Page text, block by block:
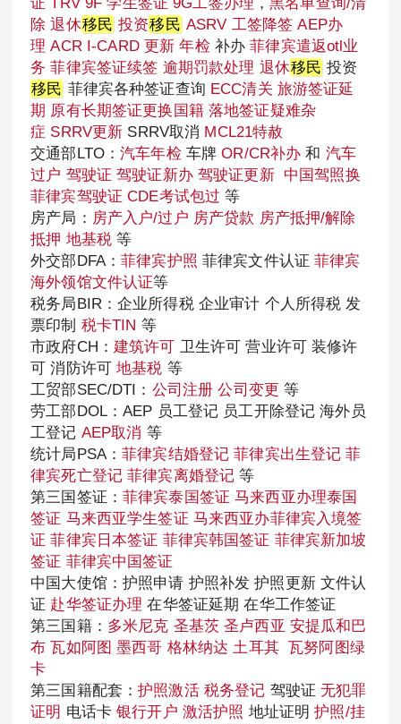
除 退休移民 投资移民 ASRV 工签降签 AEP办
理 ACR I-CARD 更新 年检 补办菲律宾遣返otl业
务 菲律宾签证续签 逾期罚款处理 退休移民 投资
移民 菲律宾各种签证查询 ECC清关 旅游签证延
期 原有长期签证更换国籍 落地签证疑难杂
症 SRRV更新 SRRV取消 MCL21特赦
交通部LTO：汽车年检 车牌OR/CR补办 和 汽车
过户 驾驶证 驾驶证新办 驾驶证更新
中国驾照换
菲律宾驾驶证 CDE考试包过 等
房产局： 房产入户/过户 房产贷款 房产抵押/解除
抵押 地基税等
外交部DFA：菲律宾护照 菲律宾文件认证菲律宾
海外领馆文件认证等
税务局BIR：企业所得税 企业审计 个人所得税 发
票印制 税卡TIN 等
市政府CH： 建筑许可 卫生许可 营业许可 装修许
可 消防许可地基税 等
工贸部SEC/DTI： 公司注册 公司变更 等
劳工部DOL：AEP 员工登记 员工开除登记 海外员
工登记 AEP取消 等
统计局PSA：菲律宾结婚登记 菲律宾出生登记 菲
律宾死亡登记 菲律宾离婚登记 等
第三国签证： 菲律宾泰国签证 马来西亚办理泰国
签证 马来西亚学生签证 马来西亚办菲律宾入境签
证 菲律宾日本签证 菲律宾韩国签证 菲律宾新加坡
签证 菲律宾中国签证
中国大使馆：护照申请 护照补发 护照更新 文件认
证 赴华签证办理 在华签证延期 在华工作签证
第三国籍： 多米尼克 圣基茨 圣卢西亚 安提瓜和巴
布 瓦如阿图 墨西哥 格林纳达 土耳其 瓦努阿图绿
卡
第三国籍配套：护照激活 税务登记 驾驶证无犯罪
证明 电话卡银行开户 激活护照 地址证明护照/挂